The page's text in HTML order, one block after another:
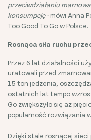
przeciwdziałaniu
konsumpcję -mówi Anna
Too Good To Go w Polsce.
Rosnąca siła ruchu
Przez 6 lat działalności
uratowali przed
15 ton jedzenia,
ostatnich lat tempo
Go zwiększyło się aż
popularność rozwiązania
Dzięki stale rosnącej